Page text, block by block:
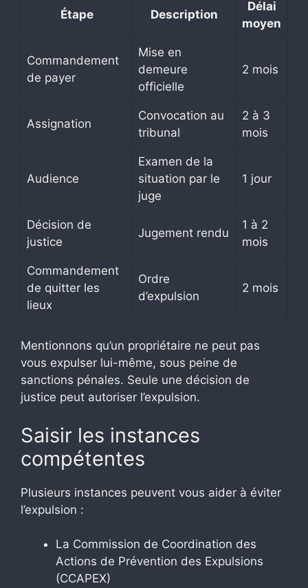
Étape Description
Délai
moyen
Commandement
de payer
Mise en
demeure
officielle
2 mois
Assignation
Convocation au
tribunal
2 à 3
mois
Audience
Examen de la
situation par le
juge
1 jour
Décision de
justice
Jugement rendu
1 à 2
mois
Commandement
de quitter les
lieux
Ordre
d’expulsion
2 mois
Mentionnons qu’un propriétaire ne peut pas
vous expulser lui-même, sous peine de
sanctions pénales. Seule une décision de
justice peut autoriser l’expulsion.
Saisir les instances
compétentes
Plusieurs instances peuvent vous aider à éviter
l’expulsion :
La Commission de Coordination des
Actions de Prévention des Expulsions
(CCAPEX)